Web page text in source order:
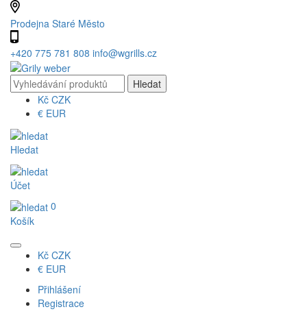
Prodejna Staré Město
+420 775 781 808 info@wgrills.cz
Kč CZK
€ EUR
Hledat
Účet
0
Košík
Kč CZK
€ EUR
Přihlášení
Registrace